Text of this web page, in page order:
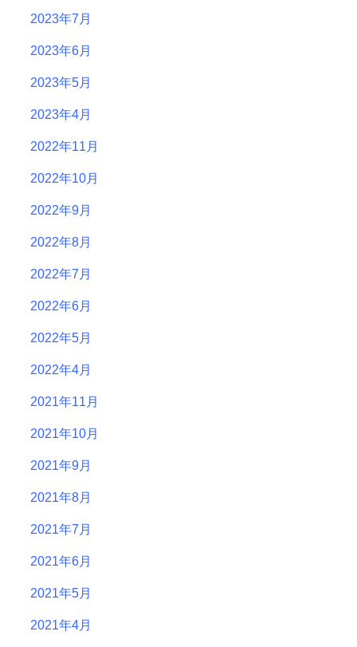
2023年7月
2023年6月
2023年5月
2023年4月
2022年11月
2022年10月
2022年9月
2022年8月
2022年7月
2022年6月
2022年5月
2022年4月
2021年11月
2021年10月
2021年9月
2021年8月
2021年7月
2021年6月
2021年5月
2021年4月